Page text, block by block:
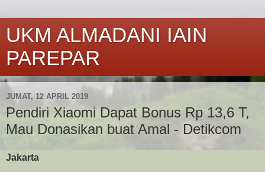
UKM ALMADANI IAIN
PAREPAR
JUMAT, 12 APRIL 2019
Pendiri Xiaomi Dapat Bonus Rp 13,6 T,
Mau Donasikan buat Amal - Detikcom
Jakarta